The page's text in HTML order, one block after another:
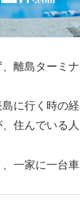
離島ターミ
に行く時の
住んでいる
一家に一台